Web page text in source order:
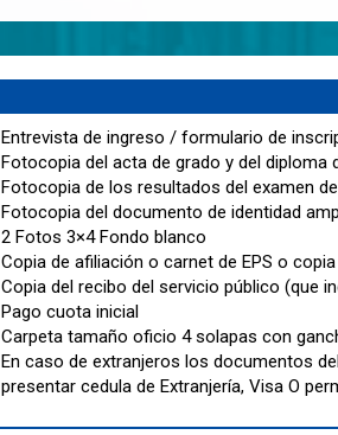
Entrevista de ingreso / formulario de
Fotocopia del acta de grado y del diploma
Fotocopia de los resultados del examen
Fotocopia del documento de identidad
2 Fotos 3×4 Fondo blanco
Copia de afiliación o carnet de EPS o
Copia del recibo del servicio público (que
Pago cuota inicial
Carpeta tamaño oficio 4 solapas con
En caso de extranjeros los documentos
presentar cedula de Extranjería, Visa O